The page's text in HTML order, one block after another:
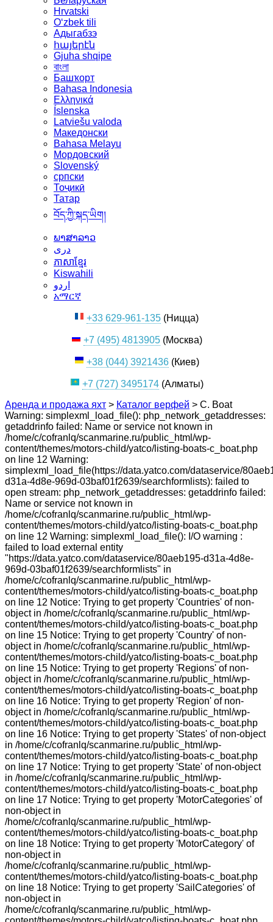
Hrvatski
Oʻzbek tili
Адыгабзэ
հայերէն
Gjuha shqipe
বাংলা
Башҡорт
Bahasa Indonesia
Ελληνικά
Íslenska
Latviešu valoda
Македонски
Bahasa Melayu
Мордовский
Slovenský
српски
Тоҷикӣ
Татар
བོད་ཀྱི་སྐད་ཡིག།
ພາສາລາວ
دری
ភាសាខ្មែរ
Kiswahili
اردو
አማርኛ
+33 629-961-135 (Ницца)
+7 (495) 4813905(Москва)
+38 (044) 3921436(Киев)
+7 (727) 3495174(Алматы)
Аренда и продажа яхт > Каталог верфей > C. Boat
Warning: simplexml_load_file(): php_network_getaddresses:
getaddrinfo failed: Name or service not known in
/home/c/cofranlq/scanmarine.ru/public_html/wp-
content/themes/motors-child/yatco/listing-boats-c_boat.php
on line 12 Warning:
simplexml_load_file(https://data.yatco.com/dataservice/
d31a-4d8e-969d-03baf01f2639/searchformlists): failed to
open stream: php_network_getaddresses: getaddrinfo failed:
Name or service not known in
/home/c/cofranlq/scanmarine.ru/public_html/wp-
content/themes/motors-child/yatco/listing-boats-c_boat.php
on line 12 Warning: simplexml_load_file(): I/O warning :
failed to load external entity
"https://data.yatco.com/dataservice/80aeb195-d31a-4d8e-
969d-03baf01f2639/searchformlists" in
/home/c/cofranlq/scanmarine.ru/public_html/wp-
content/themes/motors-child/yatco/listing-boats-c_boat.php
on line 12 Notice: Trying to get property 'Countries' of non-
object in /home/c/cofranlq/scanmarine.ru/public_html/wp-
content/themes/motors-child/yatco/listing-boats-c_boat.php
on line 15 Notice: Trying to get property 'Country' of non-
object in /home/c/cofranlq/scanmarine.ru/public_html/wp-
content/themes/motors-child/yatco/listing-boats-c_boat.php
on line 15 Notice: Trying to get property 'Regions' of non-
object in /home/c/cofranlq/scanmarine.ru/public_html/wp-
content/themes/motors-child/yatco/listing-boats-c_boat.php
on line 16 Notice: Trying to get property 'Region' of non-
object in /home/c/cofranlq/scanmarine.ru/public_html/wp-
content/themes/motors-child/yatco/listing-boats-c_boat.php
on line 16 Notice: Trying to get property 'States' of non-object
in /home/c/cofranlq/scanmarine.ru/public_html/wp-
content/themes/motors-child/yatco/listing-boats-c_boat.php
on line 17 Notice: Trying to get property 'State' of non-object
in /home/c/cofranlq/scanmarine.ru/public_html/wp-
content/themes/motors-child/yatco/listing-boats-c_boat.php
on line 17 Notice: Trying to get property 'MotorCategories' of
non-object in
/home/c/cofranlq/scanmarine.ru/public_html/wp-
content/themes/motors-child/yatco/listing-boats-c_boat.php
on line 18 Notice: Trying to get property 'MotorCategory' of
non-object in
/home/c/cofranlq/scanmarine.ru/public_html/wp-
content/themes/motors-child/yatco/listing-boats-c_boat.php
on line 18 Notice: Trying to get property 'SailCategories' of
non-object in
/home/c/cofranlq/scanmarine.ru/public_html/wp-